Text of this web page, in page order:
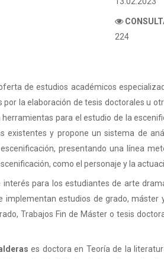
224
de estudios académicos
por la elaboración de tesis doctorales u
para el estudio de la
existentes y propone un sistema de
presentando una línea
como el personaje y la
interés para los estudiantes de arte
implementan estudios de grado,
Trabajos Fin de Máster o tesis
es doctora en Teoría de la